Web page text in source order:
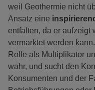
weil Geothermie nicht
Ansatz eine
entfalten, da er aufzeigt
vermarktet werden
Rolle als Multiplikator
wahr, und sucht den
Konsumenten und der